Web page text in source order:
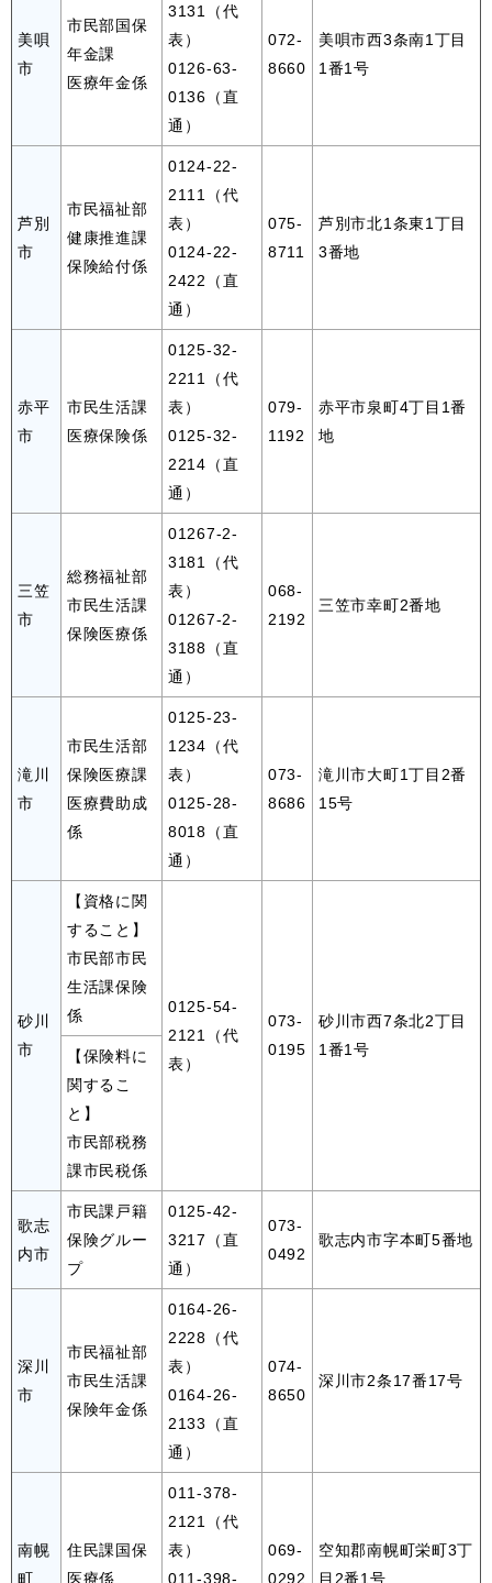
美唄
市
市民部国保
年金課
医療年金係
3131（代
表）
0126-63-
0136（直
通）
072-
8660
美唄市西3条南1丁目
1番1号
芦別
市
市民福祉部
健康推進課
保険給付係
0124-22-
2111（代
表）
0124-22-
2422（直
通）
075-
8711
芦別市北1条東1丁目
3番地
赤平
市
市民生活課
医療保険係
0125-32-
2211（代
表）
0125-32-
2214（直
通）
079-
1192
赤平市泉町4丁目1番
地
三笠
市
総務福祉部
市民生活課
保険医療係
01267-2-
3181（代
表）
01267-2-
3188（直
通）
068-
2192
三笠市幸町2番地
滝川
市
市民生活部
保険医療課
医療費助成
係
0125-23-
1234（代
表）
0125-28-
8018（直
通）
073-
8686
滝川市大町1丁目2番
15号
砂川
市
【資格に関
すること】
市民部市民
生活課保険
係
0125-54-
2121（代
表）
073-
0195
砂川市西7条北2丁目
1番1号
【保険料に
関するこ
と】
市民部税務
課市民税係
歌志
内市
市民課戸籍
保険グルー
プ
0125-42-
3217（直
通）
073-
0492
歌志内市字本町5番地
深川
市
市民福祉部
市民生活課
保険年金係
0164-26-
2228（代
表）
0164-26-
2133（直
通）
074-
8650
深川市2条17番17号
南幌
町
住民課国保
医療係
011-378-
2121（代
表）
011-398-
069-
0292
空知郡南幌町栄町3丁
目2番1号